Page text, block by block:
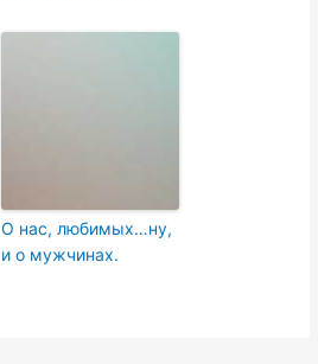
О нас, любимых…ну,
и о мужчинах.